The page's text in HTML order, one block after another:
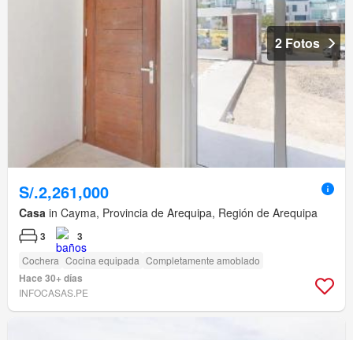
2 Fotos
S/.2,261,000
Casa in Cayma, Provincia de Arequipa, Región de Arequipa
3 3
Cochera Cocina equipada Completamente amoblado
Hace 30+ días
INFOCASAS.PE